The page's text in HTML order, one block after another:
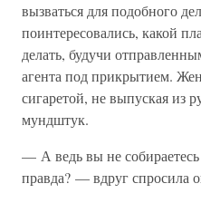
вызваться для подобного
поинтересовались, какой
делать, будучи
агента под прикрытием.
сигаретой, не выпуская из
мундштук.
— А ведь вы не собираетесь
правда? — вдруг спросила